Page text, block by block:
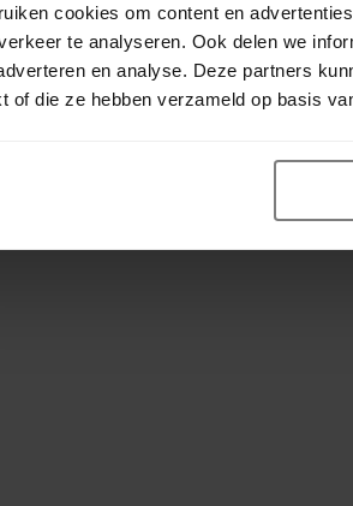
cookies om content en
te analyseren. Ook delen we
en analyse. Deze partners
of die ze hebben verzameld op basis